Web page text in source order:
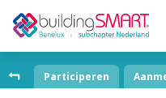
Participeren